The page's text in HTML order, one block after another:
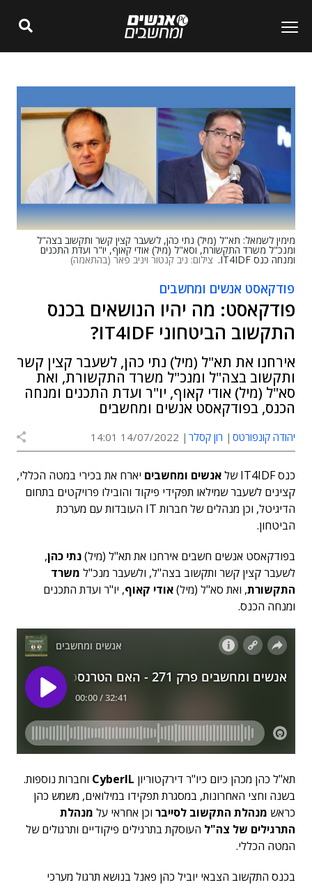
מימין לשמאל: תא"ל (מיל) נתי כהן, לשעבר קצין קשר ותקשוב בצה"ל
ומנכ"ל משרד התקשורת, וסא"ל (מיל) אודי קאוף, יו"ר ועדת התכנים
ומנחה כנס IT4IDF. צילום: ניב קנטור ויניב פאר (בהתאמה)
פודקאסט אנשים ומחשבים
פודקאסט: מה יהיו הנושאים בכנס
התקשוב הביטחוני IT4IDF?
אירחנו את תא"ל (מיל) נתי כהן, לשעבר קצין קשר
ותקשוב בצה"ל ומנכ"ל משרד התקשורת, ואת
סא"ל (מיל) אודי קאוף, יו"ר ועדת התכנים ומנחה
הכנס, בפודקאסט אנשים ומחשבים
יהודה קונפורטס רון קסלר 14/07/2022 14:01
כנס IT4IDF של אנשים ומחשבים יארח את בכירי במטה הכללי,
קצינים לשעבר שמילאו תפקידי פיקוד והובילו פרויקטים בתחום
הדיגיטל, וכן מנהלים של חברות IT העובדות עם מערכת
הביטחון.
בפודקאסט אנשים חשבים אירחנו את תא"ל (מיל)נתי כהן,
לשעבר קצין קשר ותקשוב בצה"ל, ולשעבר מנכ"ל משרד
התקשורת, ואת סא"ל (מיל)אודי קאוף, יו"ר ועדת התכנים
ומנחה הכנס.
תא"ל כהן מכהן כיום כיו"ר דירקטוריון CyberIL וחברות נוספות.
בשנה וחצי האחרונות, במסגרת תפקידו במילואים, משמש כהן
כראש מנהלת התקשוב לסייבר וכן אחראי על מנהלת
התרגילים של צה"ל העוסקת בתרגילים פיקודיים ותרגולים של
המטה הכללי.
בכנס התקשוב הצבאי יוביל כהן פאנל בנושא תרגול מערכי